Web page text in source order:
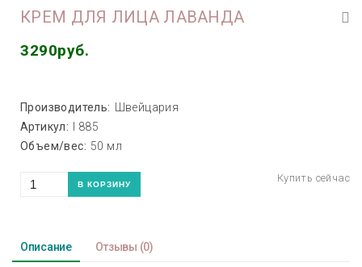
КРЕМ ДЛЯ ЛИЦА ЛАВАНДА
3290руб.
Производитель:
Швейцария
Артикул:
I 885
Объем/вес: 50 мл
Описание Отзывы (0)